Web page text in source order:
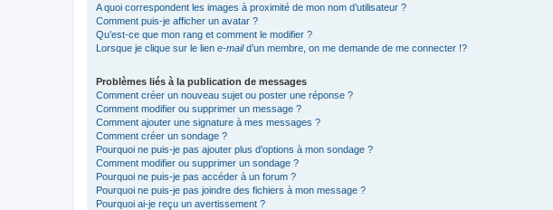
A quoi correspondent les images à proximité de mon nom d’utilisateur ?
Comment puis-je afficher un avatar ?
Qu’est-ce que mon rang et comment le modifier ?
Lorsque je clique sur le lien e-maild’un membre, on me demande de me connecter !?
Problèmes liés à la publication de messages
Comment créer un nouveau sujet ou poster une réponse ?
Comment modifier ou supprimer un message ?
Comment ajouter une signature à mes messages ?
Comment créer un sondage ?
Pourquoi ne puis-je pas ajouter plus d’options à mon sondage ?
Comment modifier ou supprimer un sondage ?
Pourquoi ne puis-je pas accéder à un forum ?
Pourquoi ne puis-je pas joindre des fichiers à mon message ?
Pourquoi ai-je reçu un avertissement ?